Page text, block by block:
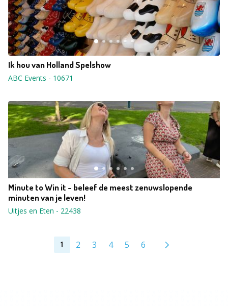
Ik hou van Holland Spelshow
ABC Events - 10671
Minute to Win it - beleef de meest zenuwslopende
minuten van je leven!
Uitjes en Eten - 22438
1 2 3 4 5 6